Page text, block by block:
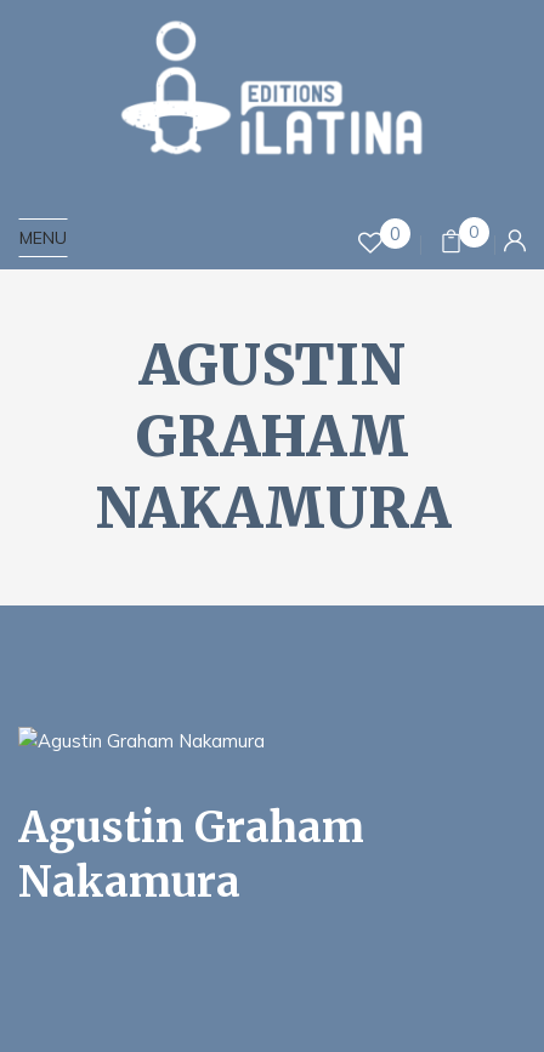
MENU 0 0
AGUSTIN
GRAHAM
NAKAMURA
Agustin Graham
Nakamura